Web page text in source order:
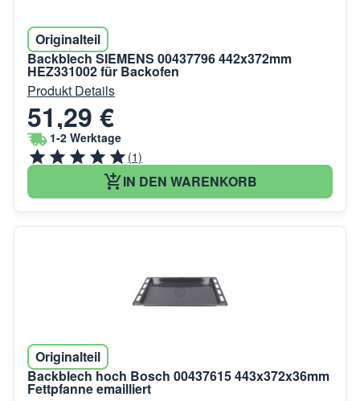
Originalteil
Backblech SIEMENS 00437796 442x372mm
HEZ331002 für Backofen
Produkt Details
51,29 €
1-2 Werktage
(1)
IN DEN WARENKORB
Originalteil
Backblech hoch Bosch 00437615 443x372x36mm
Fettpfanne emailliert